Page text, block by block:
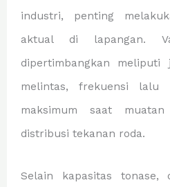
industri, penting
aktual di lapangan.
dipertimbangkan meliputi
melintas, frekuensi lalu
maksimum saat
distribusi tekanan roda.
Selain kapasitas tonase,